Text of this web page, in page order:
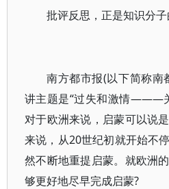
批评反思，正是知识分
南方都市报(以下简称南
讲主题是“过失和激情———
对于欧洲来说，启蒙可以说
来说，从20世纪初就开始不
然不断地重提启蒙。就欧洲
够更好地尽早完成启蒙?